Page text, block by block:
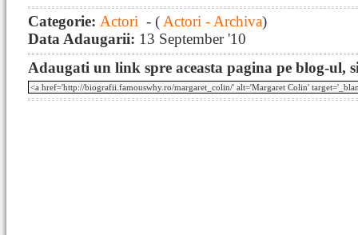
Categorie: Actori - ( Actori - Archiva)
Data Adaugarii: 13 September '10
Adaugati un link spre aceasta pagina pe blog-ul,